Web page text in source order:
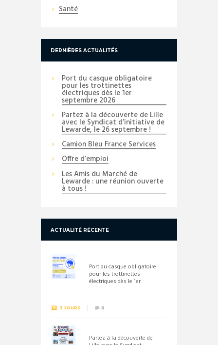
Santé
DERNIÈRES ACTUALITÉS
Port du casque obligatoire
pour les trottinettes
électriques dès le 1er
septembre 2026
Partez à la découverte de Lille
avec le Syndicat d’initiative de
Lewarde, le 26 septembre !
Camion Bleu France Services
Offre d’emploi
Les Amis du Marché de
Lewarde : une réunion ouverte
à tous !
ACTUALITÉ RÉCENTE
Port du casque obligatoire
pour les trottinettes
électriques dès le 1er
3 JOURS 0
Partez à la découverte de